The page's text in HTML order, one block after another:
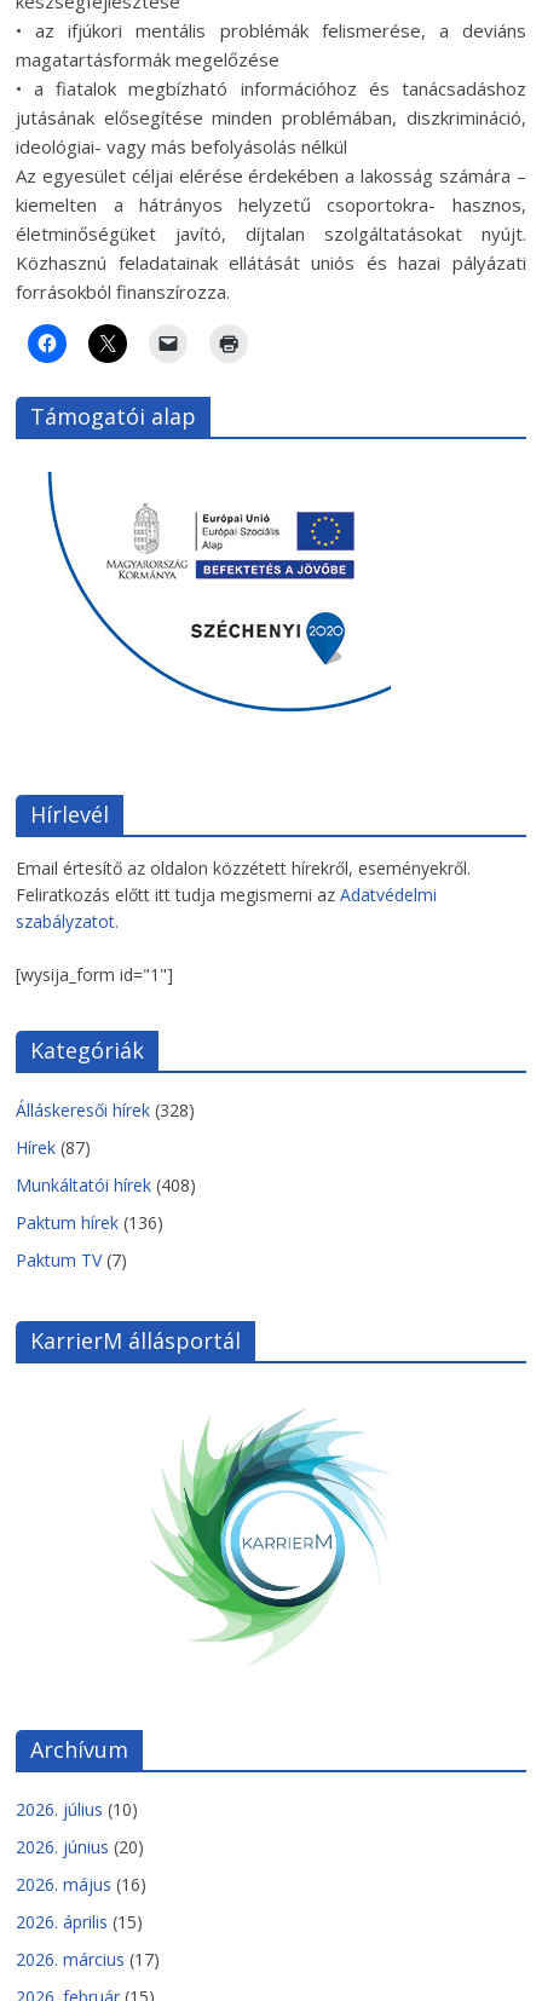
• az ifjúkori mentális problémák felismerése, a deviáns
magatartásformák megelőzése
• a fiatalok megbízható információhoz és tanácsadáshoz
jutásának elősegítése minden problémában, diszkrimináció,
ideológiai- vagy más befolyásolás nélkül
Az egyesület céljai elérése érdekében a lakosság számára –
kiemelten a hátrányos helyzetű csoportokra- hasznos,
életminőségüket javító, díjtalan szolgáltatásokat nyújt.
Közhasznú feladatainak ellátását uniós és hazai pályázati
forrásokból finanszírozza.
Támogatói alap
Hírlevél
Email értesítő az oldalon közzétett hírekről, eseményekről.
Feliratkozás előtt itt tudja megismerni azAdatvédelmi
szabályzatot.
[wysija_form id="1"]
Kategóriák
Álláskeresői hírek (328)
Hírek (87)
Munkáltatói hírek (408)
Paktum hírek (136)
Paktum TV(7)
KarrierM állásportál
Archívum
2026. július (10)
2026. június (20)
2026. május (16)
2026. április (15)
2026. március (17)